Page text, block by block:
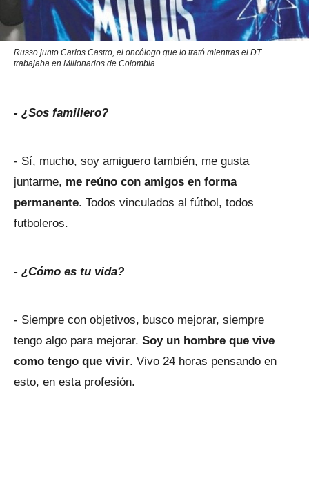
Russo junto Carlos Castro, el oncólogo que lo trató mientras el DT
trabajaba en Millonarios de Colombia.
- ¿Sos familiero?
- Sí, mucho, soy amiguero también, me gusta
juntarme, me reúno con amigos en forma
permanente. Todos vinculados al fútbol, todos
futboleros.
- ¿Cómo es tu vida?
- Siempre con objetivos, busco mejorar, siempre
tengo algo para mejorar. Soy un hombre que vive
como tengo que vivir. Vivo 24 horas pensando en
esto, en esta profesión.